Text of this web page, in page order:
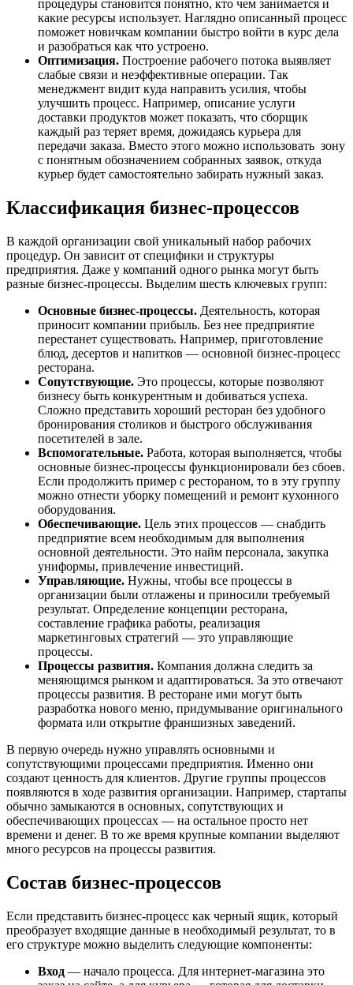
процедуры становится понятно, кто чем занимается и
какие ресурсы использует. Наглядно описанный процесс
поможет новичкам компании быстро войти в курс дела
и разобраться как что устроено.
Оптимизация. Построение рабочего потока выявляет
слабые связи и неэффективные операции. Так
менеджмент видит куда направить усилия, чтобы
улучшить процесс. Например, описание услуги
доставки продуктов может показать, что сборщик
каждый раз теряет время, дожидаясь курьера для
передачи заказа. Вместо этого можно использовать зону
с понятным обозначением собранных заявок, откуда
курьер будет самостоятельно забирать нужный заказ.
Классификация бизнес-процессов
В каждой организации свой уникальный набор рабочих
процедур. Он зависит от специфики и структуры
предприятия. Даже у компаний одного рынка могут быть
разные бизнес-процессы. Выделим шесть ключевых групп:
Основные бизнес-процессы. Деятельность, которая
приносит компании прибыль. Без нее предприятие
перестанет существовать. Например, приготовление
блюд, десертов и напитков — основной бизнес-процесс
ресторана.
Сопутствующие. Это процессы, которые позволяют
бизнесу быть конкурентным и добиваться успеха.
Сложно представить хороший ресторан без удобного
бронирования столиков и быстрого обслуживания
посетителей в зале.
Вспомогательные. Работа, которая выполняется, чтобы
основные бизнес-процессы функционировали без сбоев.
Если продолжить пример с рестораном, то в эту группу
можно отнести уборку помещений и ремонт кухонного
оборудования.
Обеспечивающие. Цель этих процессов — снабдить
предприятие всем необходимым для выполнения
основной деятельности. Это найм персонала, закупка
униформы, привлечение инвестиций.
Управляющие. Нужны, чтобы все процессы в
организации были отлажены и приносили требуемый
результат. Определение концепции ресторана,
составление графика работы, реализация
маркетинговых стратегий — это управляющие
процессы.
Процессы развития. Компания должна следить за
меняющимся рынком и адаптироваться. За это отвечают
процессы развития. В ресторане ими могут быть
разработка нового меню, придумывание оригинального
формата или открытие франшизных заведений.
В первую очередь нужно управлять основными и
сопутствующими процессами предприятия. Именно они
создают ценность для клиентов. Другие группы процессов
появляются в ходе развития организации. Например, стартапы
обычно замыкаются в основных, сопутствующих и
обеспечивающих процессах — на остальное просто нет
времени и денег. В то же время крупные компании выделяют
много ресурсов на процессы развития.
Состав бизнес-процессов
Если представить бизнес-процесс как черный ящик, который
преобразует входящие данные в необходимый результат, то в
его структуре можно выделить следующие компоненты:
Вход — начало процесса. Для интернет-магазина это